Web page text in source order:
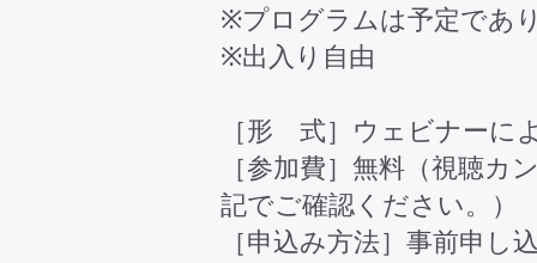
※プログラムは予定であ
※出入り自由
［形 式］ウェビナーに
［参加費］無料（視聴カ
記でご確認ください。）
［申込み方法］事前申し